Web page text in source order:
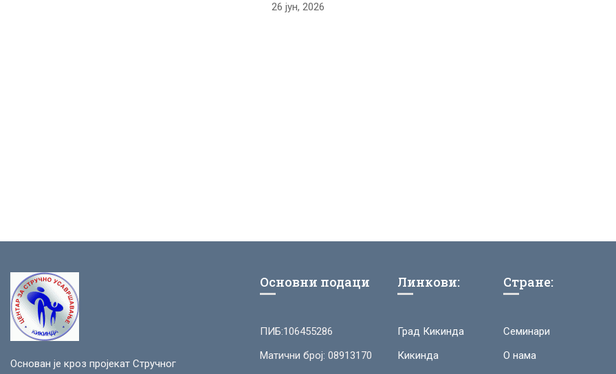
26 јун, 2026
Основан је кроз пројекат Стручног
Основни подаци
ПИБ:106455286
Матични број: 08913170
Линкови:
Град Кикинда
Кикинда
Стране:
Семинари
О нама